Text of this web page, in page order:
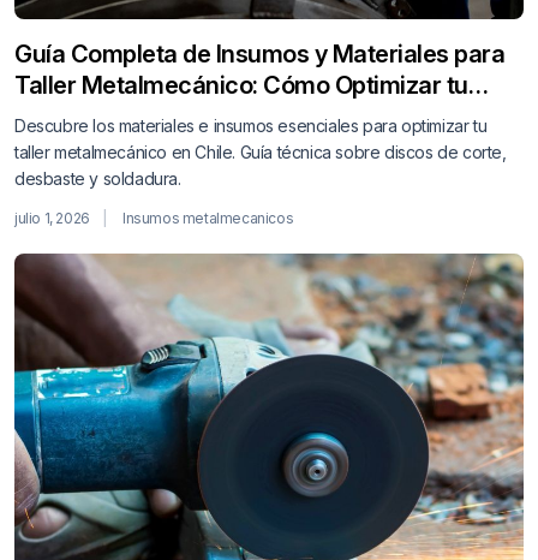
Guía Completa de Insumos y Materiales para
Taller Metalmecánico: Cómo Optimizar tu
Producción
Descubre los materiales e insumos esenciales para optimizar tu
taller metalmecánico en Chile. Guía técnica sobre discos de corte,
desbaste y soldadura.
julio 1, 2026 Insumos metalmecanicos